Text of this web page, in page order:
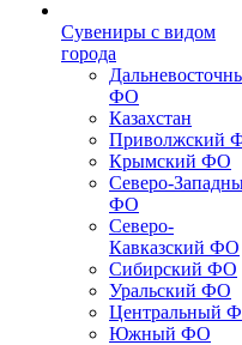
Сувениры с видом
города
ФО
Казахстан
Приволжский
Крымский ФО
Северо-
ФО
Северо-
Кавказский ФО
Сибирский ФО
Уральский ФО
Центральный
Южный ФО